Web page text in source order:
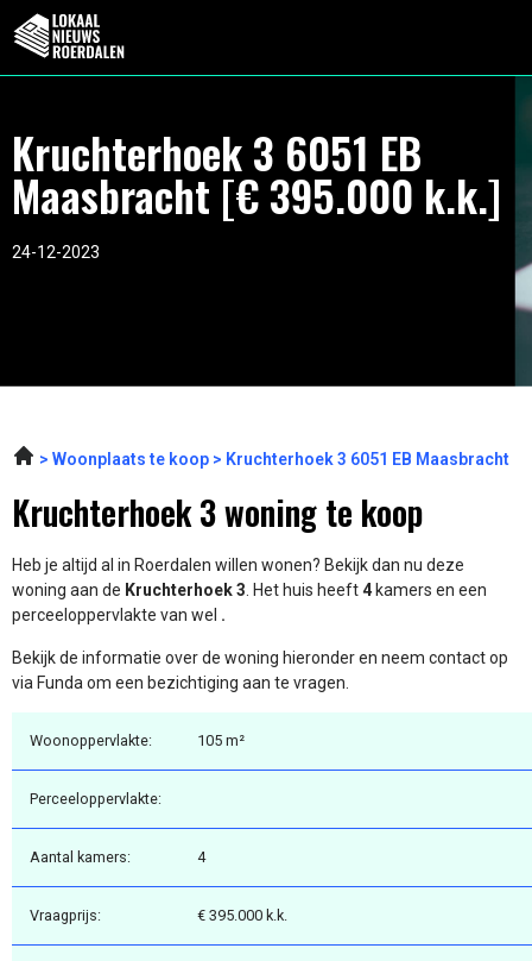
Kruchterhoek 3 6051 EB
Maasbracht [€ 395.000 k.k.]
24-12-2023
Woonplaats te koop Kruchterhoek 3 6051 EB Maasbracht
Kruchterhoek 3 woning te koop
Heb je altijd al in Roerdalen willen wonen? Bekijk dan nu deze
woning aan de Kruchterhoek 3. Het huis heeft4 kamers en een
perceeloppervlakte van wel .
Bekijk de informatie over de woning hieronder en neem contact op
via Funda om een bezichtiging aan te vragen.
Woonoppervlakte: 105 m²
Perceeloppervlakte:
Aantal kamers: 4
Vraagprijs: € 395.000 k.k.